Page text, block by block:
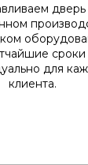
сроки
для
клиента.